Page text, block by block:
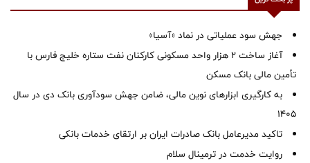
جهش سود عملیاتی در نماد «آسیا»
آغاز ساخت ۲ هزار واحد مسکونی کارکنان نفت ستاره خلیج فارس با
تأمین مالی بانک مسکن
به کارگیری ابزارهای نوین مالی، ضامن جهش سودآوری بانک دی در سال
1405
تاکید مدیرعامل بانک صادرات ایران بر ارتقای خدمات بانکی
روایت خدمت در ترمینال سلام